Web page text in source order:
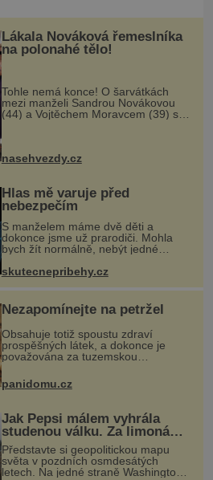
Lákala Nováková řemeslníka
na polonahé tělo!
Tohle nemá konce! O šarvátkách
mezi manželi Sandrou Novákovou
(44) a Vojtěchem Moravcem (39) se
doufal, že horká zem u herečky ze
seriálu Ulice a režiséra vychladne,
nasehvezdy.cz
Hlas mě varuje před
nebezpečím
S manželem máme dvě děti a
dokonce jsme už prarodiči. Mohla
bych žít normálně, nebýt jedné
zásadní změny, která mi nabourala
mysl. Živím se jako mzdová účetní a
psyc
skutecnepribehy.cz
Nezapomínejte na petržel
Obsahuje totiž spoustu zdraví
prospěšných látek, a dokonce je
považována za tuzemskou
superpotravinu. Zázrak plný
vitaminů V petrželi najdete vitaminy
B1, B2, B3, B6, provitamin A, vitamin
panidomu.cz
Jak Pepsi málem vyhrála
studenou válku. Za limonádu
dostala ponorky i křižník
Představte si geopolitickou mapu
světa v pozdních osmdesátých
letech. Na jedné straně Washington,